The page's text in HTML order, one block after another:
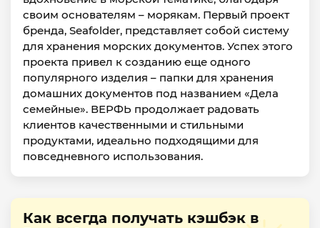
своим основателям – морякам. Первый проект
бренда, Seafolder, представляет собой систему
для хранения морских документов. Успех этого
проекта привел к созданию еще одного
популярного изделия – папки для хранения
домашних документов под названием «Дела
семейные». ВЕРФЬ продолжает радовать
клиентов качественными и стильными
продуктами, идеально подходящими для
повседневного использования.
Как всегда получать кэшбэк в